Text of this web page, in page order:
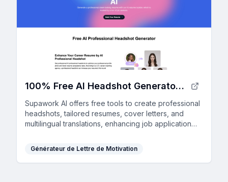
100% Free AI Headshot Generator | Supawork AI (no sign-up)
Supawork AI offers free tools to create professional
headshots, tailored resumes, cover letters, and
multilingual translations, enhancing job application
Générateur de Lettre de Motivation